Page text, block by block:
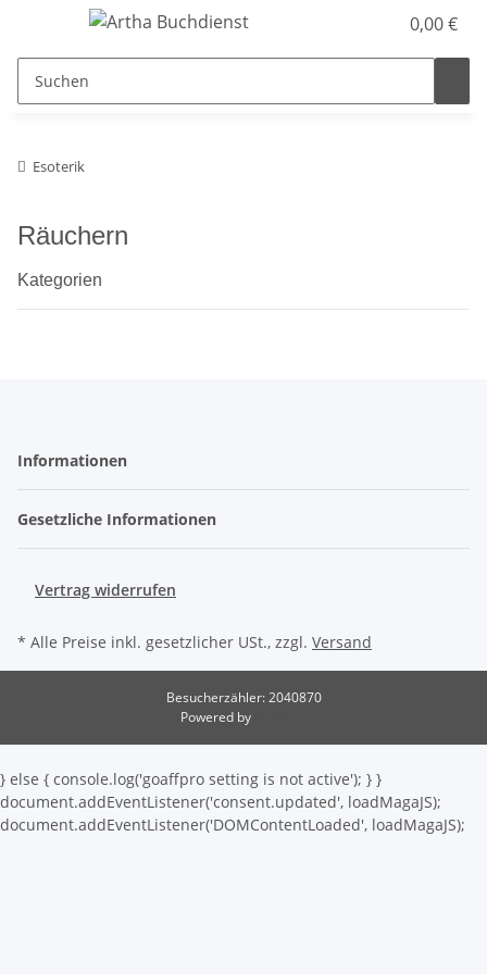
0,00 €
Esoterik
Räuchern
Kategorien
Informationen
Gesetzliche Informationen
Vertrag widerrufen
* Alle Preise inkl. gesetzlicher USt., zzgl. Versand
Besucherzähler: 2040870
Powered by
} else { console.log('goaffpro setting is not active'); } }
document.addEventListener('consent.updated', loadMagaJS);
document.addEventListener('DOMContentLoaded', loadMagaJS);